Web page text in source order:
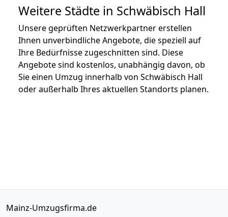
Weitere Städte in Schwäbisch Hall
Unsere geprüften Netzwerkpartner erstellen
Ihnen unverbindliche Angebote, die speziell auf
Ihre Bedürfnisse zugeschnitten sind. Diese
Angebote sind kostenlos, unabhängig davon, ob
Sie einen Umzug innerhalb von Schwäbisch Hall
oder außerhalb Ihres aktuellen Standorts planen.
Mainz-Umzugsfirma.de